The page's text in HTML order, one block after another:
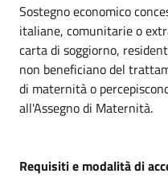
Sostegno economico
italiane, comunitarie o
carta di soggiorno,
non beneficiano del
di maternità o
all'Assegno di Maternità.
Requisiti e modalità di